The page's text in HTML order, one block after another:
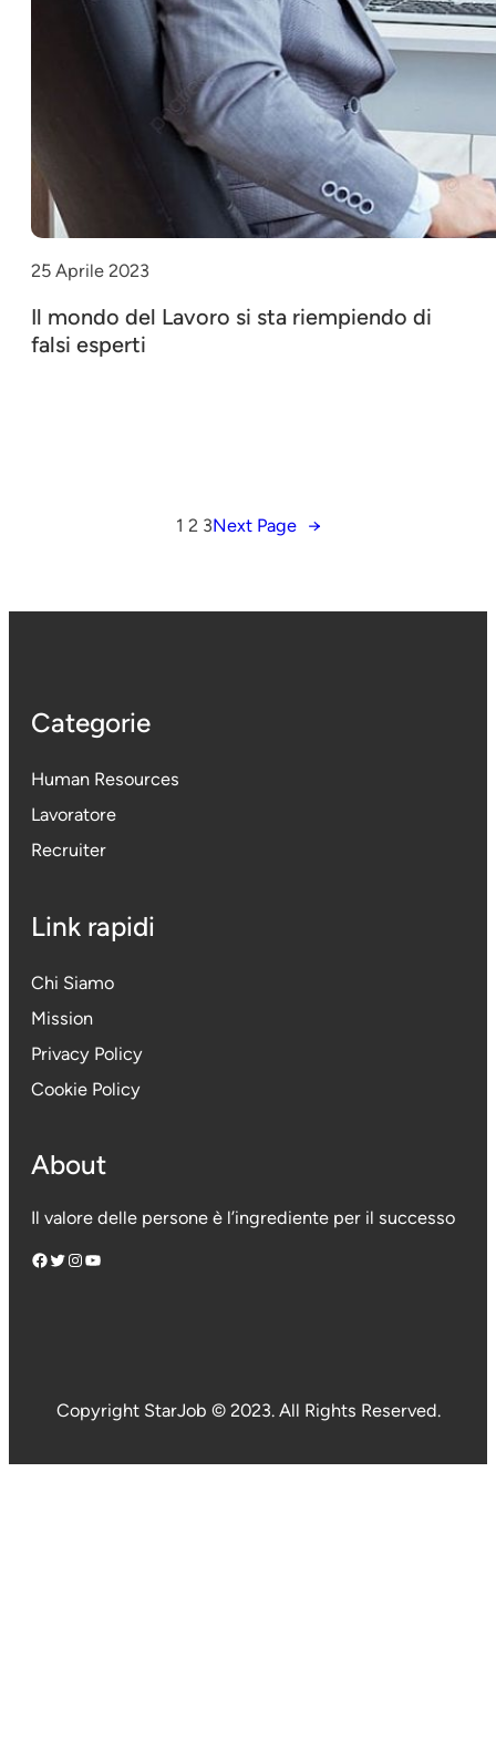
25 Aprile 2023
Il mondo del Lavoro si sta riempiendo di
falsi esperti
1 2 3Next Page →
Categorie
Human Resources
Lavoratore
Recruiter
Link rapidi
Chi Siamo
Mission
Privacy Policy
Cookie Policy
About
Il valore delle persone è l’ingrediente per il successo
Facebook Twitter InstagramYouTube
Copyright StarJob © 2023. All Rights Reserved.